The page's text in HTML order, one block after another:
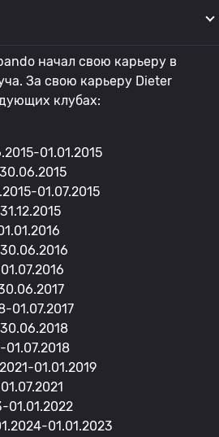
начал свою карьеру в
За свою карьеру Dieter
клубах:
01.01.2015
01.07.2015
01.07.2017
01.07.2018
01.01.2019
01.01.2022
01.01.2023